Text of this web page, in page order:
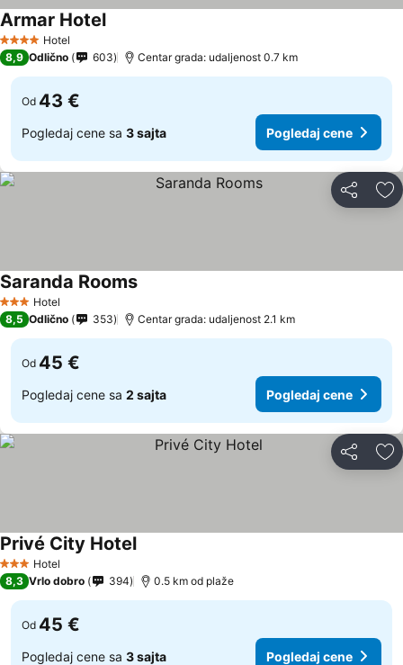
4 ZvezdiceHotel
Armar Hotel
8,9 Odlično 603 Centar grada: udaljenost 0.7 km
Od 43 €
Pogledaj cene sa 3 sajta Pogledaj cene
Deli
3 Zvezdice
Hotel
Saranda Rooms
8,5 Odlično 353 Centar grada: udaljenost 2.1 km
Od 45 €
Pogledaj cene sa 2 sajta Pogledaj cene
Deli
3 Zvezdice
Hotel
Privé City Hotel
8,3 Vrlo dobro 394 0.5 km od plaže
Od 45 €
Pogledaj cene sa 3 sajta Pogledaj cene